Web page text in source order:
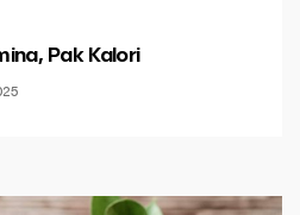
Pak Kalori